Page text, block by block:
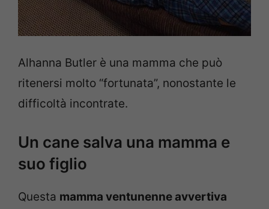
Alhanna Butler è una mamma che può
ritenersi molto “fortunata”, nonostante le
difficoltà incontrate.
Un cane salva una mamma e
suo figlio
Questa mamma ventunenne avvertiva